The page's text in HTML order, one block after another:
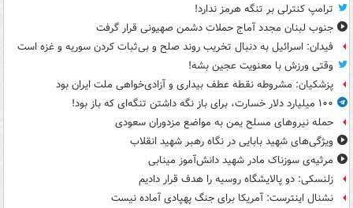
ترامپ کنترلی بر تنگه هرمز ندارد!
جنوب لبنان مجدد آماج حملات دشمن صهیونی قرار گرفت
فیدان: اسرائیل به دنبال تخریب روند صلح و بی‌ثبات کردن سوریه و غزه است
وقتی ورزش با معنویت عجین بشه!
پزشکیان: مشروطه نقطه عطف بیداری و آزادی‌خواهی ملت ایران بود
۱۰۰ میلیارد دلار خسارت، برای باز نگه داشتن تنگه‌ای که باز بود!
حمله نیروهای مسلح یمن به مواضع مزدوران سعودی
ویژگی‌های شهید بابایی در نگاه رهبر شهید انقلاب
مرثیه‌ی سوزناک مادر شهید دانش‌آموز مینابی
زلنسکی: دو پالایشگاه روسیه را هدف قرار دادیم
نشنال اینترست: آمریکا برای جنگ پهپادی آماده نیست